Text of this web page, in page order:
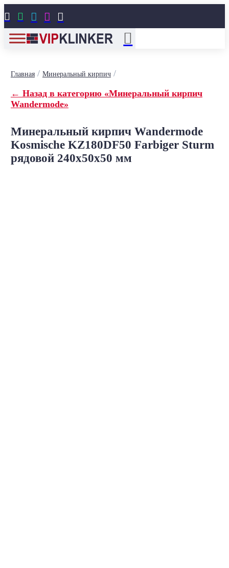
    
Главная/ Минеральный кирпич/
← Назад в категорию «Минеральный кирпич
Wandermode»
Минеральный кирпич Wandermode
Kosmische KZ180DF50 Farbiger Sturm
рядовой 240x50x50 мм